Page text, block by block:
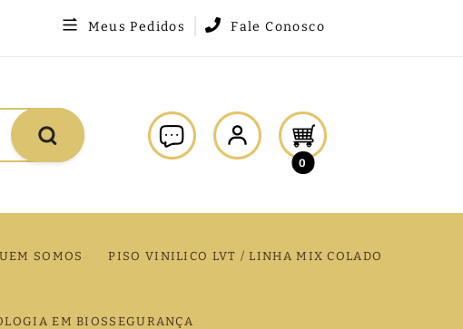
Meus Pedidos Fale Conosco
0
SOMOS PISO VINILICO LVT / LINHA MIX COLADO
EM BIOSSEGURANÇA